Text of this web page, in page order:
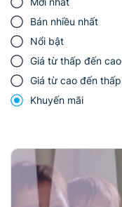
Bán nhiều nhất
Nổi bật
Giá từ thấp đến cao
Giá từ cao đến thấp
Khuyến mãi